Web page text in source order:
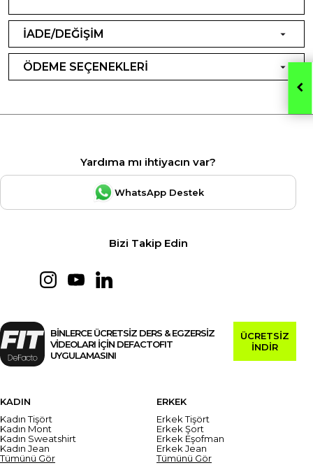
İADE/DEĞİŞİM
ÖDEME SEÇENEKLERİ
Yardıma mı ihtiyacın var?
WhatsApp Destek
Bizi Takip Edin
BİNLERCE ÜCRETSİZ DERS & EGZERSİZ
VİDEOLARI İÇİN DEFACTOFIT
UYGULAMASINI
ÜCRETSİZ
İNDİR
KADIN
Kadın Tişört
Kadın Mont
Kadın Sweatshirt
Kadın Jean
Tümünü Gör
ERKEK
Erkek Tişört
Erkek Şort
Erkek Eşofman
Erkek Jean
Tümünü Gör